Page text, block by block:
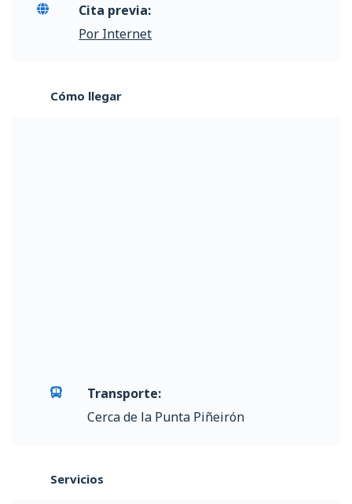
Cita previa:
Por Internet
Cómo llegar
Transporte:
Cerca de la Punta Piñeirón
Servicios